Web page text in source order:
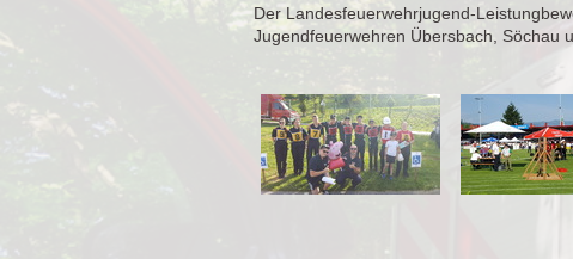
Der Landesfeuerwehrjugend-
Jugendfeuerwehren Übersbach, Söchau